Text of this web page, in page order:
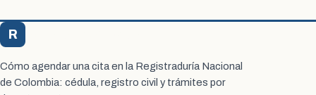
R
Cómo agendar una cita en la Registraduría Nacional
de Colombia: cédula, registro civil y trámites por